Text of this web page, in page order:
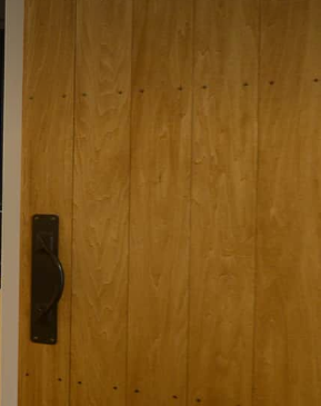
提案
員登録
合せ
れ
約の種類
イント
住まいの売却
タイル診断
合せ
する問合せ
ース
スリリース